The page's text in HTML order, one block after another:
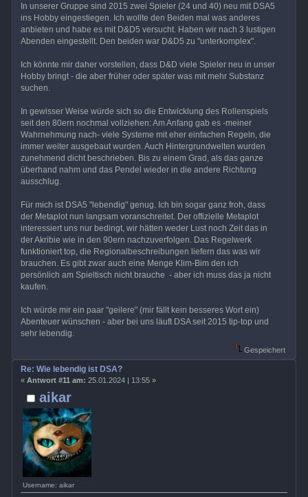
In unserer Gruppe sind 2015 zwei Spieler (24 und 40) neu mit DSA5
ins Hobby eingestiegen. Ich wollte den Beiden mal was anderes
anbieten und habe es mit D&D5 versucht. Haben wir nach 3 lustigen
Abenden eingestellt. Den beiden war D&D5 zu "unterkomplex".
Ich könnte mir daher vorstellen, dass D&D viele Spieler neu in unser
Hobby bringt - die aber früher oder später was mit mehr Substanz
suchen.
In gewisser Weise würde sich so die Entwicklung des Rollenspiels
seit den 80ern nochmal vollziehen: Am Anfang gab es -meiner
Wahrnehmung nach- viele Systeme mit eher einfachen Regeln, die
immer weiter ausgebaut wurden. Auch Hintergrundwelten wurden
zunehmend dicht beschrieben. Bis zu einem Grad, als das ganze
überhand nahm und das Pendel wieder in die andere Richtung
ausschlug.
Für mich ist DSA5 "lebendig" genug. Ich bin sogar ganz froh, dass
der Metaplot nun langsam voranschreitet. Der offizielle Metaplot
interessiert uns nur bedingt, wir hätten weder Lust noch Zeit das in
der Akribie wie in den 90ern nachzuverfolgen. Das Regelwerk
funktioniert top, die Regionalbeschreibungen liefern das was wir
brauchen. Es gibt zwar auch eine Menge Klim-Bim den ich
persönlich am Spieltisch nicht brauche - aber ich muss das ja nicht
kaufen.
Ich würde mir ein paar "geilere" (mir fällt kein besseres Wort ein)
Abenteuer wünschen - aber bei uns läuft DSA seit 2015 tip-top und
sehr lebendig.
Gespeichert
aikar
Username: aikar
Re: Wie lebendig ist DSA?
« Antwort #11 am: 25.01.2024 | 13:55 »